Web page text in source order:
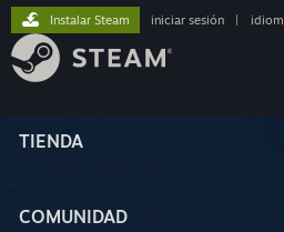
TIENDA
COMUNIDAD
Instalar Steam iniciar sesión